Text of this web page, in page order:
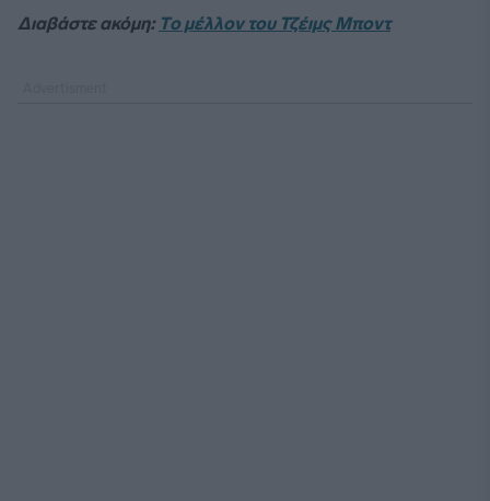
Διαβάστε ακόμη: Τo μέλλον του Τζέιμς Μποντ